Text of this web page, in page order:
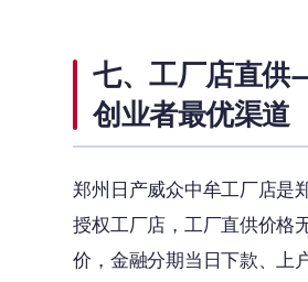
七、工厂店直
创业者最优渠道
郑州日产威众中牟工厂店是
授权工厂店，工厂直供价格
价，金融分期当日下款、上